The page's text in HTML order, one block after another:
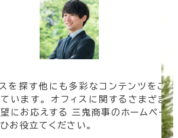
を探す他にも多彩なコンテンツをご
います。 オフィスに関するさまざま
にお応えする 三鬼商事のホームペー
お役立てください。